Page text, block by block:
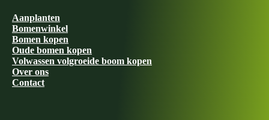
Aanplanten
Bomenwinkel
Bomen kopen
Oude bomen kopen
Volwassen volgroeide boom kopen
Over ons
Contact